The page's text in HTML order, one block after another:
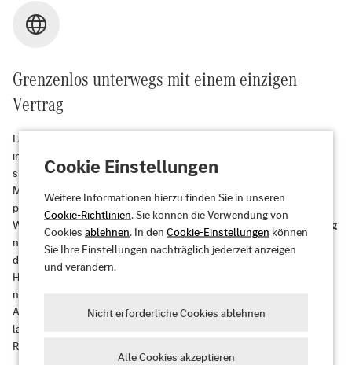
Grenzenlos unterwegs mit einem einzigen
Vertrag
Laden Sie Ihren Mercedes-EQ an einem von
in
sind – auf einem Wochenendtrip oder im Familienurlaub –
MB.CHARGE Public ermöglicht Ihnen einen schnellen und
praktischen Zugang zu Ladestationen.
Wir bauen unser Ladenetzwerk kontinuierlich aus und fügen ständig
neue Ladestationen hinzu.
Auf der Kartefinden Sie eine Übersicht
der Ladepunkte. Mithilfe der Mercedes-Benz App oder Ihrer
Headunit erhalten Sie eine ladeoptimierte Navigation zu Ihrem
nächsten Zielort.
Auch wenn Sie Ihr Elektrofahrzeug in Ländern mit anderer Währung
laden, erhalten Sie stets eine in Ihrer Landeswährung ausgestellte
Rechnung. So bleiben die Kosten vollkommen transparent.
Cookie Einstellungen
Weitere Informationen hierzu finden Sie in unseren
Cookie-Richtlinien. Sie können die Verwendung von
Cookies ablehnen. In den Cookie-Einstellungen können
Sie Ihre Einstellungen nachträglich jederzeit anzeigen
und verändern.
Nicht erforderliche Cookies ablehnen
Alle Cookies akzeptieren